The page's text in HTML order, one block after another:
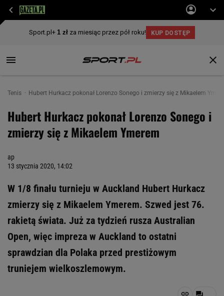
Tenis Hubert Hurkacz pokonał Lorenzo Sonego i zmierzy się z Mikaelem
Hubert Hurkacz pokonał Lorenzo Sonego i
zmierzy się z Mikaelem Ymerem
ap
13 stycznia 2020, 14:02
W 1/8 finału turnieju w Auckland Hubert Hurkacz
zmierzy się z Mikaelem Ymerem. Szwed jest 76.
rakietą świata. Już za tydzień rusza Australian
Open, więc impreza w Auckland to ostatni
sprawdzian dla Polaka przed prestiżowym
truniejem wielkoszlemowym.